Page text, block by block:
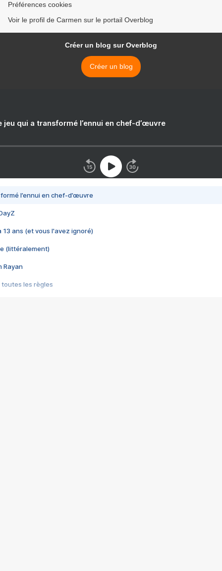
Préférences cookies
Voir le profil de Carmen sur le portail Overblog
Créer un blog sur Overblog
Créer un blog
jeu qui a transformé l’ennui en chef-d’œuvre
l’ennui en chef-d’œuvre
13 ans (et vous l'avez ignoré)
(littéralement)
Rayan
toutes les règles